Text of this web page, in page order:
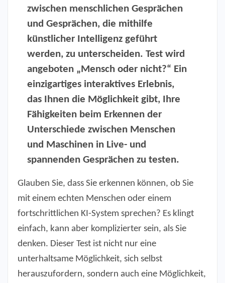
zwischen menschlichen Gesprächen
und Gesprächen, die mithilfe
künstlicher Intelligenz geführt
werden, zu unterscheiden. Test wird
angeboten „Mensch oder nicht?“ Ein
einzigartiges interaktives Erlebnis,
das Ihnen die Möglichkeit gibt, Ihre
Fähigkeiten beim Erkennen der
Unterschiede zwischen Menschen
und Maschinen in Live- und
spannenden Gesprächen zu testen.
Glauben Sie, dass Sie erkennen können, ob Sie
mit einem echten Menschen oder einem
fortschrittlichen KI-System sprechen? Es klingt
einfach, kann aber komplizierter sein, als Sie
denken. Dieser Test ist nicht nur eine
unterhaltsame Möglichkeit, sich selbst
herauszufordern, sondern auch eine Möglichkeit,